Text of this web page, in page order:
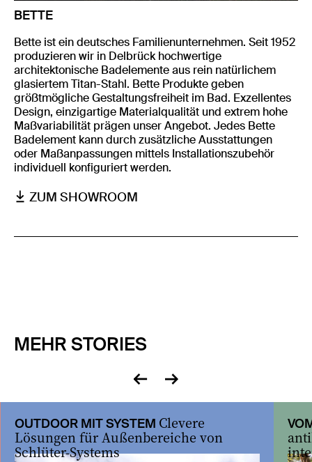
BETTE
Bette ist ein deutsches Familienunternehmen. Seit 1952
produzieren wir in Delbrück hochwertige
architektonische Badelemente aus rein natürlichem
glasiertem Titan-Stahl. Bette Produkte geben
größtmögliche Gestaltungsfreiheit im Bad. Exzellentes
Design, einzigartige Materialqualität und extrem hohe
Maßvariabilität prägen unser Angebot. Jedes Bette
Badelement kann durch zusätzliche Ausstattungen
oder Maßanpassungen mittels Installationszubehör
individuell konfiguriert werden.
ZUM SHOWROOM
MEHR STORIES
zurück
vor
OUTDOOR MIT SYSTEM Clevere
Lösungen für Außenbereiche von
Schlüter-Systems